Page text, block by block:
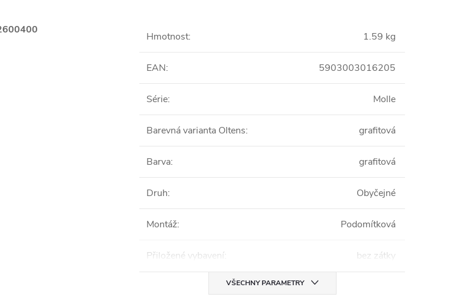
Hmotnost: 1.59 kg
EAN: 5903003016205
Série: Molle
Barevná varianta Oltens: grafitová
Barva: grafitová
Druh: Obyčejné
Montáž: Podomítková
Přiložené vybavení: bez zátky
VŠECHNY PARAMETRY